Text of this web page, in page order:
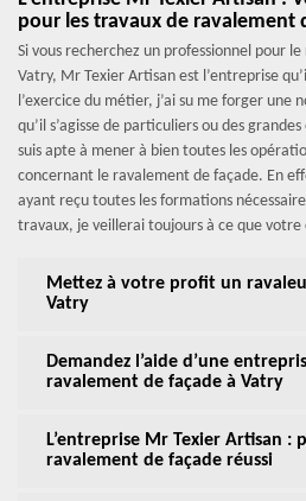
pour les travaux de ravalement
Si vous recherchez un professionnel pour
Vatry, Mr Texier Artisan est l’entreprise
l’exercice du métier, j’ai su me forger une
qu’il s’agisse de particuliers ou des
suis apte à mener à bien toutes les
concernant le ravalement de façade. En
ayant reçu toutes les formations
travaux, je veillerai toujours à ce que
Mettez à votre profit un
Vatry
Demandez l’aide d’une
ravalement de façade à Vatry
L’entreprise Mr Texier Artisan :
ravalement de façade réussi